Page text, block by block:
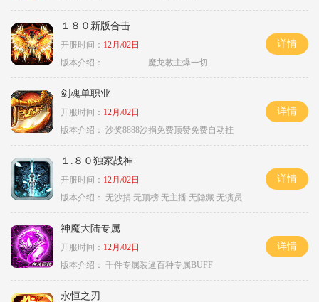
１８０新版合击
开服时间： 12月/02日
版本介绍：
魔龙教主爆一切
详情
剑魂单职业
开服时间： 12月/02日
版本介绍： 沙奖8888沙捐免费顶赞免费自动挂
详情
１.８０独家战神
开服时间： 12月/02日
版本介绍： 无沙捐.无顶榜.无主播.无隐藏.无演员
详情
神魔大陆专属
开服时间： 12月/02日
版本介绍： 千件专属装逼百种专属BUFF
详情
永恒之刃